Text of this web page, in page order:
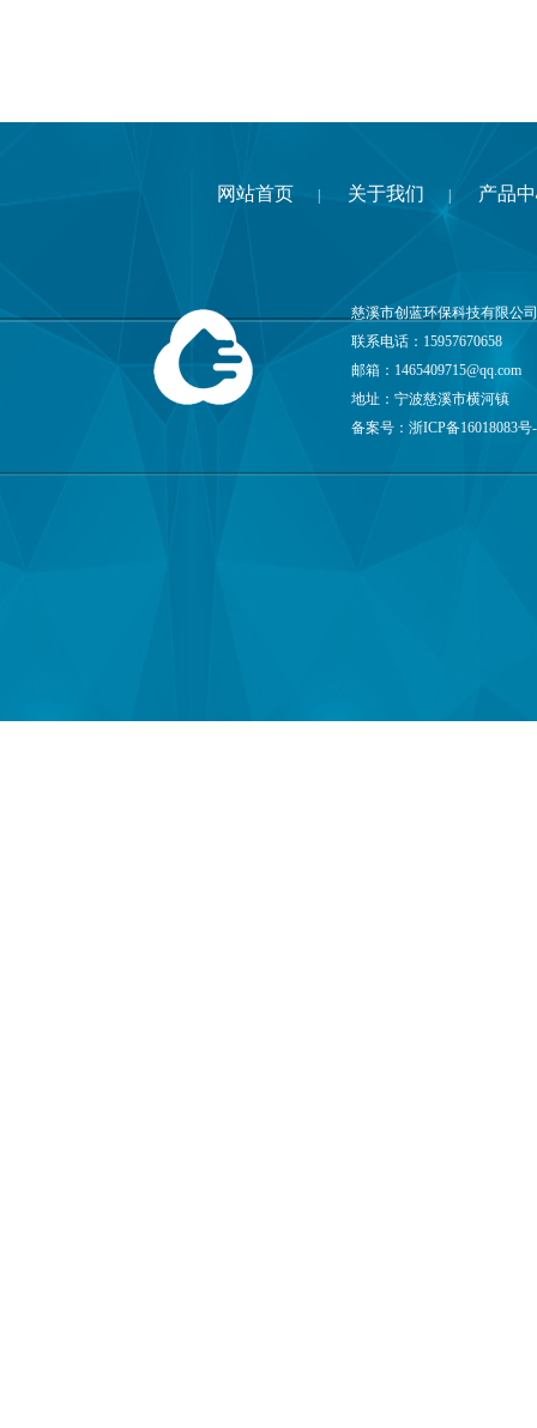
网站首页 关于我们 产品
慈溪市创蓝环保科技有限公
联系电话：15957670658
邮箱： 1465409715@qq.com
地址：宁波慈溪市横河镇
备案号： 浙ICP备16018083号